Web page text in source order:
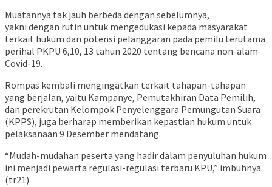
Muatannya tak jauh berbeda dengan sebelumnya,
yakni dengan rutin untuk mengedukasi kepada masyarakat
terkait hukum dan potensi pelanggaran pada pemilu terutama
perihal PKPU 6,10, 13 tahun 2020 tentang bencana non-alam
Covid-19.
Rompas kembali mengingatkan terkait tahapan-tahapan
yang berjalan, yaitu Kampanye, Pemutakhiran Data Pemilih,
dan perekrutan Kelompok Penyelenggara Pemungutan Suara
(KPPS), juga berharap memberikan kepastian hukum untuk
pelaksanaan 9 Desember mendatang.
“Mudah-mudahan peserta yang hadir dalam penyuluhan hukum
ini menjadi pewarta regulasi-regulasi terbaru KPU,” imbuhnya.
(tr21)